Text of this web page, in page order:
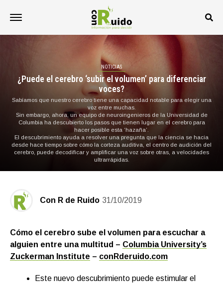
NOTICIAS
¿Puede el cerebro ‘subir el volumen’ para diferenciar
voces?
Sabíamos que nuestro cerebro tiene una capacidad notable para elegir una
voz entre muchas.
Sin embargo, ahora, un equipo de neuroingenieros de la Universidad de
Columbia ha descubierto los pasos que tienen lugar en el cerebro para
hacer posible esta ‘hazaña’.
El descubrimiento ayuda a resolver una pregunta que la ciencia se hacia
desde hace tiempo sobre cómo la corteza auditiva, el centro de audición del
cerebro, puede decodificar y amplificar una voz sobre otras, a velocidades
ultrarrápidas.
Con R de Ruido 31/10/2019
Cómo el cerebro sube el volumen para escuchar a
alguien entre una multitud – Columbia University’s
Zuckerman Institute – conRderuido.com
Este nuevo descubrimiento puede estimular el